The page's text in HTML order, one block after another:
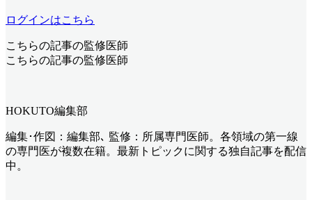
ログインはこちら
こちらの記事の監修医師
こちらの記事の監修医師
HOKUTO編集部
編集･作図：編集部､ 監修：所属専門医師。各領域の第一線
の専門医が複数在籍。最新トピックに関する独自記事を配信
中。